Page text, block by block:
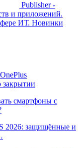
Publisher -
и приложений.
ИТ. Новинки
закрытии
смартфоны с
2026: защищённые и